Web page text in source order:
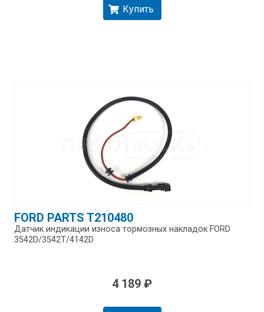
Купить
FORD PARTS T210480
Датчик индикации износа тормозных накладок FORD
3542D/​3542T/​4142D
4 189 ₽